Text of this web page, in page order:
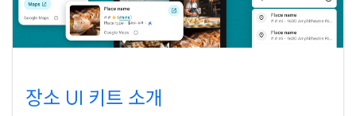
장소 UI 키트 소개